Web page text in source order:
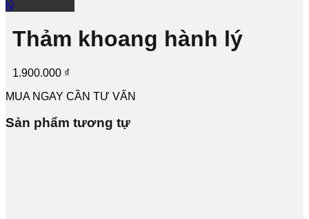
Thảm khoang hành lý
1.900.000 ₫
MUA NGAY CẦN TƯ VẤN
Sản phẩm tương tự